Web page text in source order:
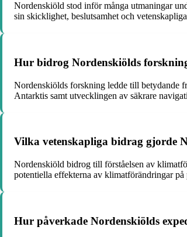
Nordenskiöld stod inför många utmaningar
sin skicklighet, beslutsamhet och
Hur bidrog Nordenskiölds
Nordenskiölds forskning ledde till betydande
Antarktis samt utvecklingen av säkrare
Vilka vetenskapliga bidrag gjorde
Nordenskiöld bidrog till förståelsen av
potentiella effekterna av klimatförändringar
Hur påverkade Nordenskiölds